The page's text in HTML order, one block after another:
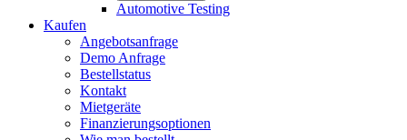
Automotive Testing
Kaufen
Angebotsanfrage
Demo Anfrage
Bestellstatus
Kontakt
Mietgeräte
Finanzierungsoptionen